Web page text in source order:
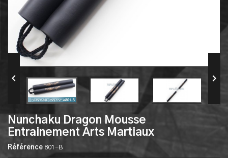
 
Nunchaku Dragon Mousse
Entrainement Arts Martiaux
Référence 801-B